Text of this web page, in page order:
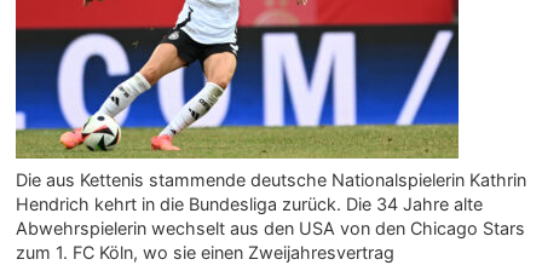
Die aus Kettenis stammende deutsche Nationalspielerin Kathrin
Hendrich kehrt in die Bundesliga zurück. Die 34 Jahre alte
Abwehrspielerin wechselt aus den USA von den Chicago Stars
zum 1. FC Köln, wo sie einen Zweijahresvertrag